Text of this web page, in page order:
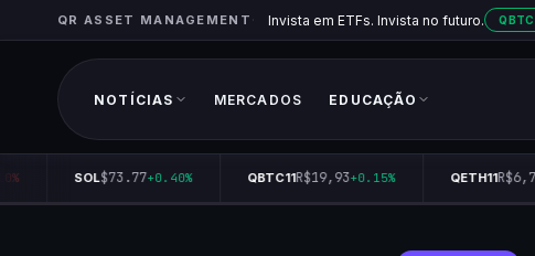
QR ASSET MANAGEMENT Invista em ETFs. Invista no futuro.
NOTÍCIAS MERCADOS EDUCAÇÃO
SOL$73.77+0.40% QBTC11R$19,93+0.15% QETH11R$6,78